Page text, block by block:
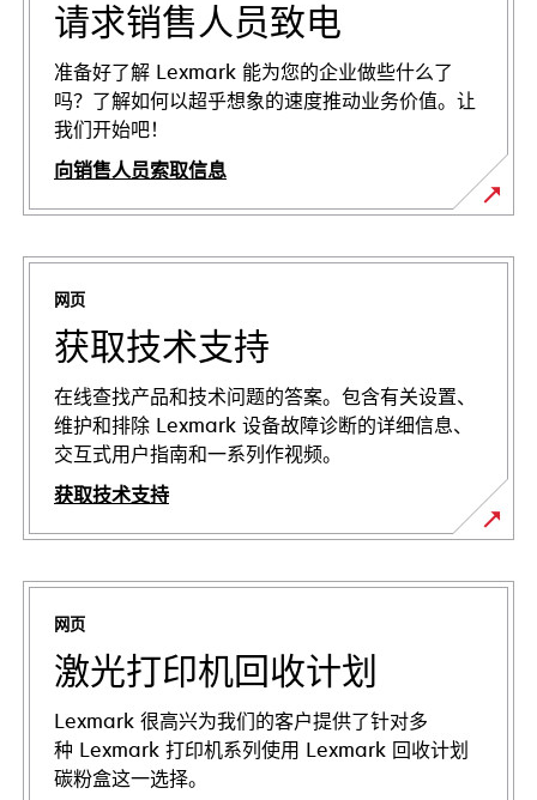
请求销售人员致电
准备好了解 Lexmark 能为您的企业做些什么了
吗？了解如何以超乎想象的速度推动业务价值。让
我们开始吧！
向销售人员索取信息
网页
获取技术支持
在线查找产品和技术问题的答案。包含有关设置、
维护和排除 Lexmark 设备故障诊断的详细信息、
交互式用户指南和一系列作视频。
获取技术支持
在
新
网页
激光打印机回收计划
Lexmark 很高兴为我们的客户提供了针对多
种 Lexmark 打印机系列使用 Lexmark 回收计划
碳粉盒这一选择。